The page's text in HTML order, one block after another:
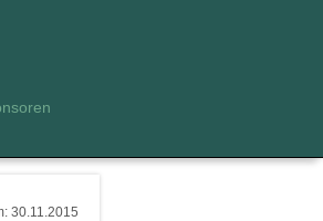
30.11.2015